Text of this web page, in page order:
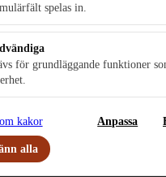
Kontakta oss
E-post:
Gisslaköp 1, 568 92
Kakinställningar
spelas in.
för grundläggande funktioner
kakor Anpassa
alla